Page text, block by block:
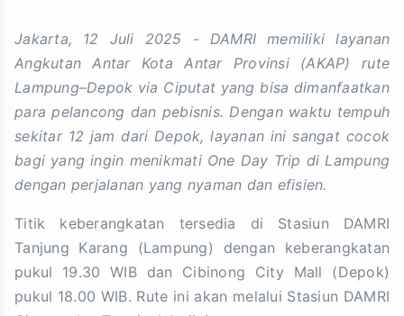
Jakarta, 12 Juli 2025 - DAMRI memiliki layanan
Angkutan Antar Kota Antar Provinsi (AKAP) rute
Lampung–Depok via Ciputat yang bisa dimanfaatkan
para pelancong dan pebisnis. Dengan waktu tempuh
sekitar 12 jam dari Depok, layanan ini sangat cocok
bagi yang ingin menikmati One Day Trip di Lampung
dengan perjalanan yang nyaman dan efisien.
Titik keberangkatan tersedia di Stasiun DAMRI
Tanjung Karang (Lampung) dengan keberangkatan
pukul 19.30 WIB dan Cibinong City Mall (Depok)
pukul 18.00 WIB. Rute ini akan melalui Stasiun DAMRI